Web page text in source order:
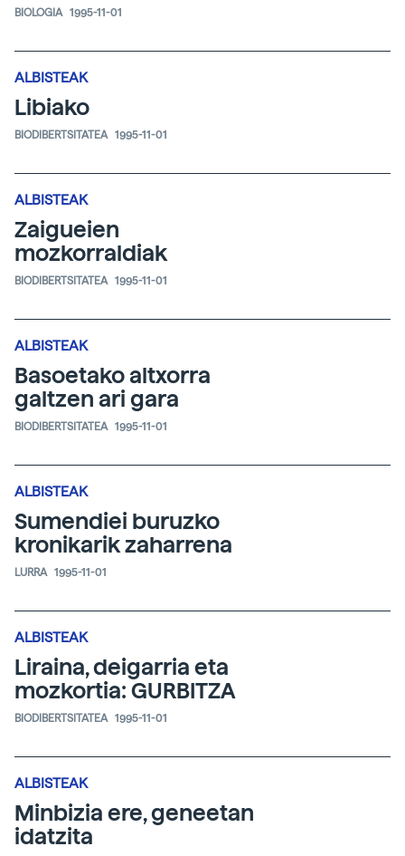
BIOLOGIA 1995-11-01
ALBISTEAK
Libiako
BIODIBERTSITATEA 1995-11-01
ALBISTEAK
Zaigueien
mozkorraldiak
BIODIBERTSITATEA 1995-11-01
ALBISTEAK
Basoetako altxorra
galtzen ari gara
BIODIBERTSITATEA 1995-11-01
ALBISTEAK
Sumendiei buruzko
kronikarik zaharrena
LURRA 1995-11-01
ALBISTEAK
Liraina, deigarria eta
mozkortia: GURBITZA
BIODIBERTSITATEA 1995-11-01
ALBISTEAK
Minbizia ere, geneetan
idatzita